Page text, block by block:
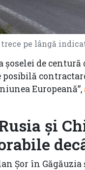
pe lângă
de
posibilă
Europeană”,
și
Șor în